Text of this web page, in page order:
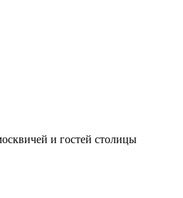
и гостей столицы